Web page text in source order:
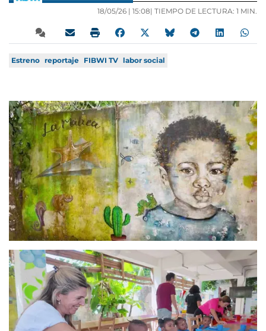
18/05/26 | 15:08| TIEMPO DE LECTURA: 1 MIN.
Estreno reportaje FIBWI TV labor social